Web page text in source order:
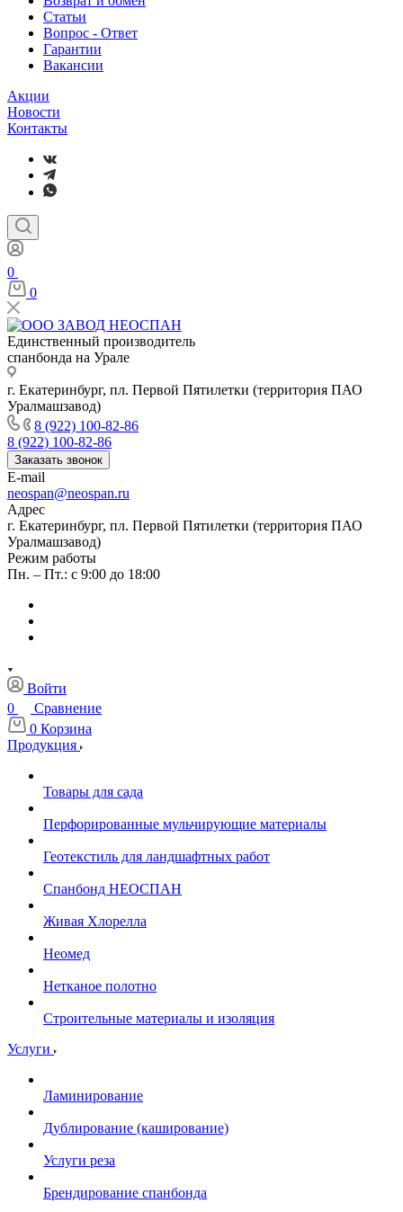
Статьи
Вопрос - Ответ
Гарантии
Вакансии
Акции
Новости
Контакты
0
0
Единственный производитель
спанбонда на Урале
г. Екатеринбург, пл. Первой Пятилетки (территория ПАО
Уралмашзавод)
8 (922) 100-82-86
8 (922) 100-82-86
Заказать звонок
E-mail
neospan@neospan.ru
Адрес
г. Екатеринбург, пл. Первой Пятилетки (территория ПАО
Уралмашзавод)
Режим работы
Пн. – Пт.: с 9:00 до 18:00
Войти
0
Сравнение
0 Корзина
Продукция
Товары для сада
Перфорированные мульчирующие материалы
Геотекстиль для ландшафтных работ
Спанбонд НЕОСПАН
Живая Хлорелла
Нeомед
Нетканое полотно
Строительные материалы и изоляция
Услуги
Ламинирование
Дублирование (каширование)
Услуги реза
Брендирование спанбонда